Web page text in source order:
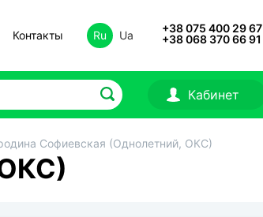
Контакты Ru Ua
+38 075 400 29 67
+38 068 370 66 91
Кабинет
Софиевская (Однолетний, ОКС)